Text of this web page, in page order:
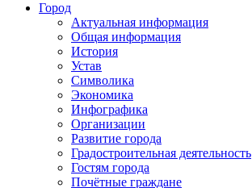
Город
Актуальная информация
Общая информация
История
Устав
Символика
Экономика
Инфографика
Организации
Развитие города
Градостроительная деятельность
Гостям города
Почётные граждане